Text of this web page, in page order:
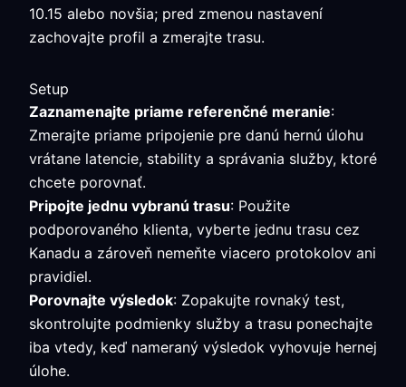
10.15 alebo novšia; pred zmenou nastavení
zachovajte profil a zmerajte trasu.
Setup
Zaznamenajte priame referenčné meranie:
Zmerajte priame pripojenie pre danú hernú úlohu
vrátane latencie, stability a správania služby, ktoré
chcete porovnať.
Pripojte jednu vybranú trasu: Použite
podporovaného klienta, vyberte jednu trasu cez
Kanadu a zároveň nemeňte viacero protokolov ani
pravidiel.
Porovnajte výsledok: Zopakujte rovnaký test,
skontrolujte podmienky služby a trasu ponechajte
iba vtedy, keď nameraný výsledok vyhovuje hernej
úlohe.